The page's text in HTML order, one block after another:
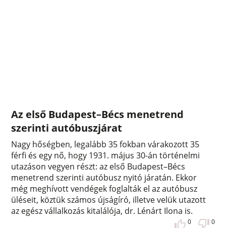
Az első Budapest–Bécs menetrend
szerinti autóbuszjárat
Nagy hőségben, legalább 35 fokban várakozott 35
férfi és egy nő, hogy 1931. május 30-án történelmi
utazáson vegyen részt: az első Budapest–Bécs
menetrend szerinti autóbusz nyitó járatán. Ekkor
még meghívott vendégek foglalták el az autóbusz
üléseit, köztük számos újságíró, illetve velük utazott
az egész vállalkozás kitalálója, dr. Lénárt Ilona is.
0 0